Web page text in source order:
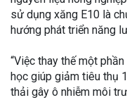
sử dụng xăng E10 là
hướng phát triển năng
“Việc thay thế một
học giúp giảm tiêu thụ
thải gây ô nhiễm môi